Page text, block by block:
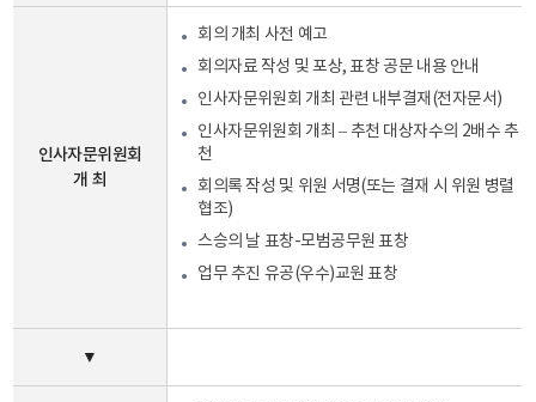
인사자문위원회
개 최
회의 개최 사전 예고
회의자료 작성 및 포상, 표창 공문 내용 안내
인사자문위원회 개최 관련 내부결재(전자문서)
인사자문위원회 개최 – 추천 대상자수의 2배수 추
천
회의록 작성 및 위원 서명(또는 결재 시 위원 병렬
협조)
스승의 날 표창-모범공무원 표창
업무 추진 유공(우수)교원 표창
▼